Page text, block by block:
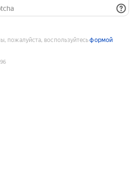
пожалуйста, воспользуйтесьформой